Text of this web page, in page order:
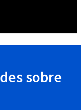
sobre